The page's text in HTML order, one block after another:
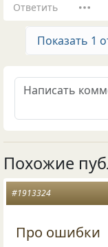
Ответить
Показать 1
Похожие
#1913324
Про ошибки